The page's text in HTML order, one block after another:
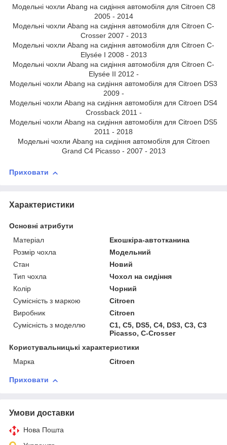
Модельні чохли Abang на сидіння автомобіля для Citroen C8
2005 - 2014
Модельні чохли Abang на сидіння автомобіля для Citroen C-
Crosser 2007 - 2013
Модельні чохли Abang на сидіння автомобіля для Citroen C-
Elysée I 2008 - 2013
Модельні чохли Abang на сидіння автомобіля для Citroen C-
Elysée II 2012 -
Модельні чохли Abang на сидіння автомобіля для Citroen DS3
2009 -
Модельні чохли Abang на сидіння автомобіля для Citroen DS4
Crossback 2011 -
Модельні чохли Abang на сидіння автомобіля для Citroen DS5
2011 - 2018
Модельні чохли Abang на сидіння автомобіля для Citroen
Grand C4 Picasso - 2007 - 2013
Приховати
Характеристики
Основні атрибути
Матеріал
Екошкіра-автотканина
Розмір чохла
Модельний
Стан
Новий
Тип чохла
Чохол на сидіння
Колір
Чорний
Сумісність з маркою
Citroen
Виробник
Citroen
Сумісність з моделлю
C1, C5, DS5, C4, DS3, C3, C3
Picasso, C-Crosser
Користувальницькі характеристики
Марка
Citroen
Приховати
Умови доставки
Нова Пошта